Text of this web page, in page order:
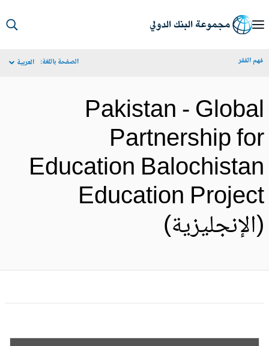
الفقر الصفحة باللغة: العربية
Pakistan -
Partnership
Education
Education